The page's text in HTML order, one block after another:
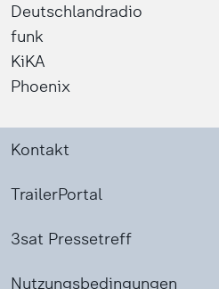
Deutschlandradio
funk
KiKA
Phoenix
Kontakt
TrailerPortal
3sat Pressetreff
Nutzungsbedingungen